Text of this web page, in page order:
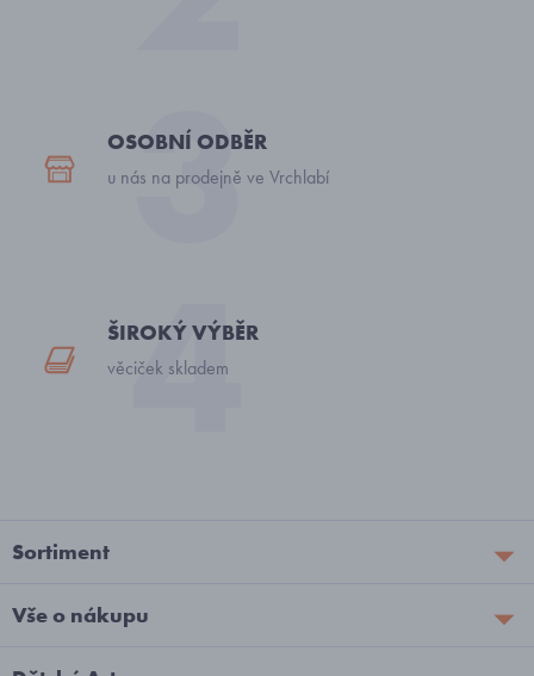
OSOBNÍ ODBĚR
u nás na prodejně ve Vrchlabí
ŠIROKÝ VÝBĚR
věciček skladem
Sortiment
Vše o nákupu